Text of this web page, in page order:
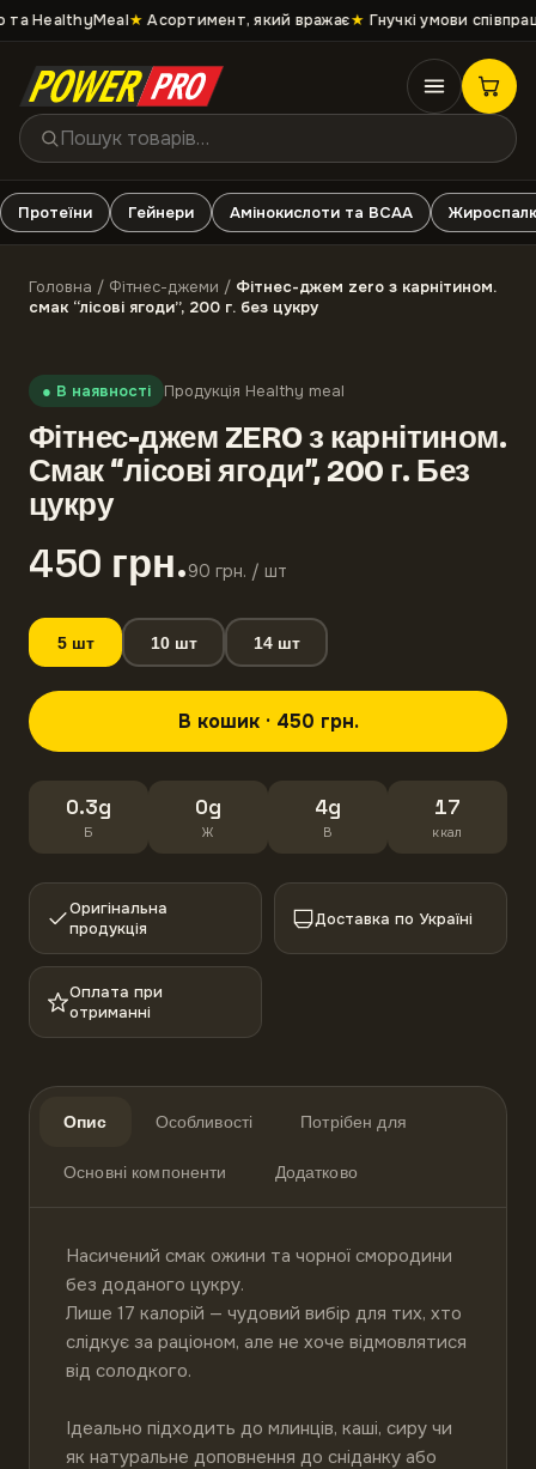
HealthyMeal★ Асортимент, який вражає★ Гнучкі умови співпраці
Протеїни Гейнери Амінокислоти та ВСАА
Головна / Фітнес-джеми / Фітнес-джем zero з карнітином.
смак “лісові ягоди”, 200 г. без цукру
● В наявності Продукція Healthy meal
Фітнес-джем ZERO з карнітином.
Смак “лісові ягоди”, 200 г. Без
цукру
450 грн.90 грн. / шт
5 шт 10 шт 14 шт
В кошик · 450 грн.
0.3g
Б
0g
Ж
4g
В
17
ккал
Оригінальна
продукція
Доставка по Україні
Оплата при
отриманні
Опис Особливості Потрібен для
Основні компоненти Додатково
Насичений смак ожини та чорної смородини
без доданого цукру.
Лише 17 калорій — чудовий вибір для тих, хто
слідкує за раціоном, але не хоче відмовлятися
від солодкого.
Ідеально підходить до млинців, каші, сиру чи
як натуральне доповнення до сніданку або